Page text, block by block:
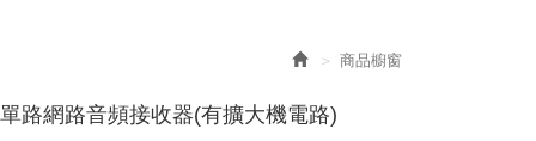
商品櫥窗
路網路音頻接收器(有擴大機電路)